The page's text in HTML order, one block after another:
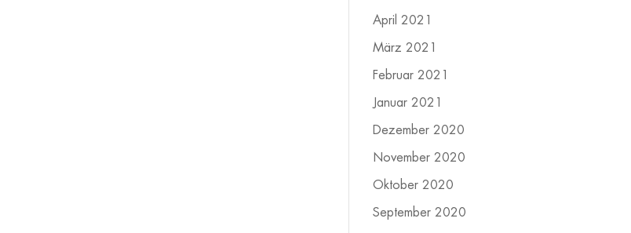
April 2021
März 2021
Februar 2021
Januar 2021
Dezember 2020
November 2020
Oktober 2020
September 2020